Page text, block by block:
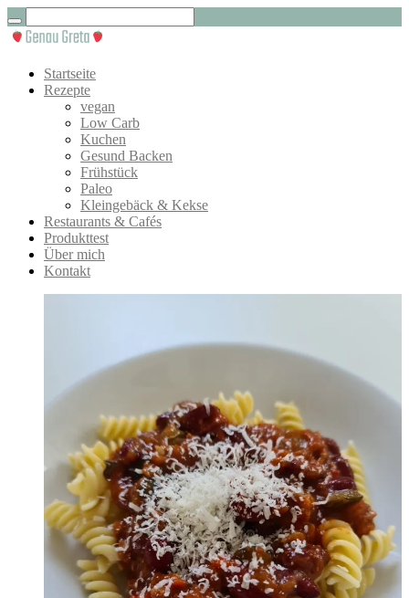
Startseite
Rezepte
vegan
Low Carb
Kuchen
Gesund Backen
Frühstück
Paleo
Kleingebäck & Kekse
Restaurants & Cafés
Produkttest
Über mich
Kontakt